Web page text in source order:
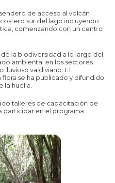
de acceso al volcán
sur del lago incluyendo
comenzando con un centro
la biodiversidad a lo largo del
ambiental en los sectores
lluvioso valdiviano. El
se ha publicado y difundido
la huella.
talleres de capacitación de
participar en el programa.